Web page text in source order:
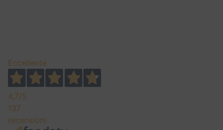
Eccellente
4,7/5
137
recensioni